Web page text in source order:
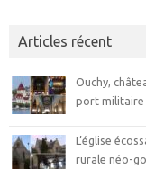
Articles récent
Ouchy,
port militaire
L’église
rurale néo-